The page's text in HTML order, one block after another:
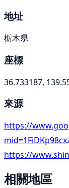
地址
栃木県
座標
36.733187,
來源
https://
https://
相關地區